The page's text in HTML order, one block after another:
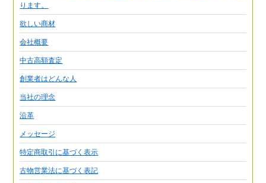
ります。
欲しい商材
会社概要
中古高額査定
創業者はどんな人
当社の理念
沿革
メッセージ
特定商取引に基づく表示
古物営業法に基づく表記